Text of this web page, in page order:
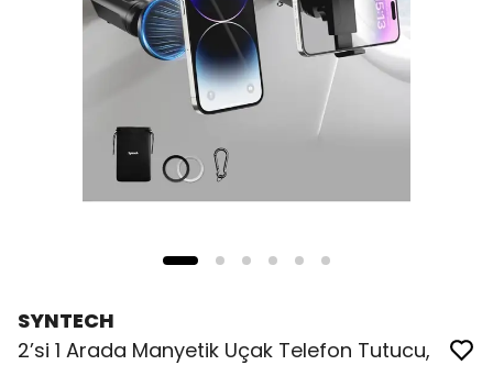
SYNTECH
2’si 1 Arada Manyetik Uçak Telefon Tutucu,